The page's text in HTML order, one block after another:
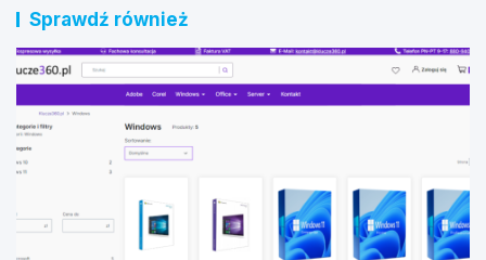
Sprawdź również